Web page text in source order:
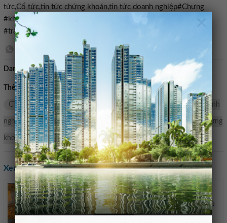
×
tức,Cổ tức,tin tức chứng khoán,tin tức doanh nghiệp#Chưng
#khoan #VietinBank #sắp #phát #hành #gần #triệu #cổ #phiếu
#trả #cổ #tức1778593476
Danh mục:Bán nhà mặt tiền
Thẻ tìm kiếm: sáp Trả cổ tức Chứng khoán VietinBank
CTS cổ tức VIETINBANK hành phiếu tin tức doanh
nghiệp khoán triệu tin tức chứng khoán chứng
khoán gần tục tra cơ Phát
Xem các tin khác:
Việt Nam đặt mục tiêu làm chủ 4 công nghệ chiến
lược vào năm 2030
Đến năm 2030, Việt Nam đặt mục tiêu làm chủ
ít nhất 4 công nghệ chiến lược, phát triển và